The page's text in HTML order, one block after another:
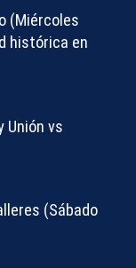
(Miércoles
histórica en
Unión vs
(Sábado